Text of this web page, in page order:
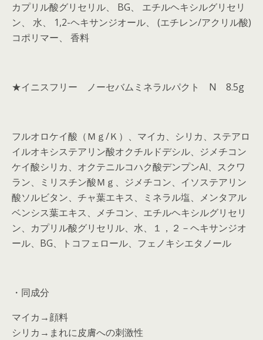
カプリル酸グリセリル、 BG、 エチルヘキシルグリセリ
ン、 水、 1,2-ヘキサンジオール、 (エチレン/アクリル酸)
コポリマー、 香料
★イニスフリー ノーセバムミネラルパクト N 8.5g
フルオロケイ酸（Ｍｇ/Ｋ）、マイカ、シリカ、ステアロ
イルオキシステアリン酸オクチルドデシル、ジメチコン
ケイ酸シリカ、オクテニルコハク酸デンプンAl、スクワ
ラン、ミリスチン酸Ｍｇ、ジメチコン、イソステアリン
酸ソルビタン、チャ葉エキス、ミネラル塩、メンタアル
ベンシス葉エキス、メチコン、エチルヘキシルグリセリ
ン、カプリル酸グリセリル、水、１，２－ヘキサンジオ
ール、BG、トコフェロール、フェノキシエタノール
・同成分
マイカ→顔料
シリカ→まれに皮膚への刺激性